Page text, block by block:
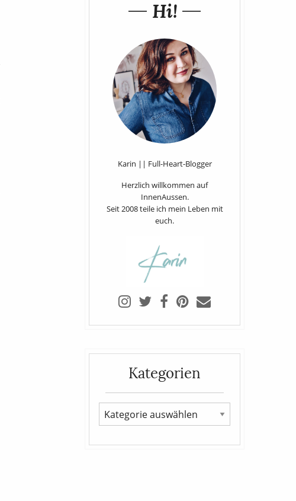
Hi!
Karin || Full-Heart-Blogger
Herzlich willkommen auf
InnenAussen.
Seit 2008 teile ich mein Leben mit
euch.
Kategorien